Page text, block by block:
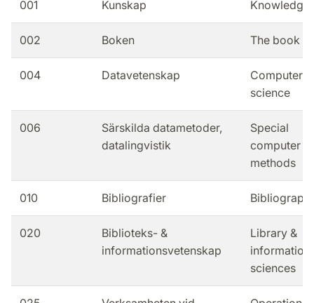
001 Kunskap Knowledge
002 Boken The book
004 Datavetenskap
Computer
science
006
Särskilda datametoder,
datalingvistik
Special
computer
methods
010 Bibliografier
020
Biblioteks- &
informationsvetenskap
Library &
information
sciences